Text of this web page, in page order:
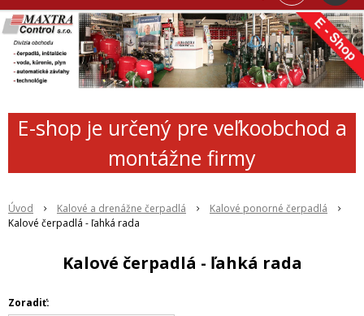
E-shop je určený pre veľkoobchod a
montážne firmy
Úvod Kalové a drenážne čerpadlá
Kalové ponorné čerpadlá
Kalové čerpadlá - ľahká rada
Kalové čerpadlá - ľahká rada
Zoradiť: